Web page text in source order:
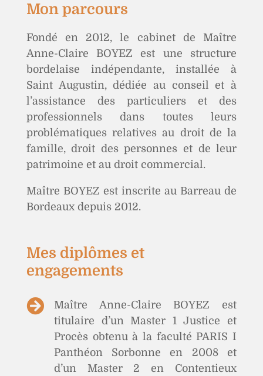
Mon parcours
Fondé en 2012, le cabinet de Maître
Anne-Claire BOYEZ est une structure
bordelaise indépendante, installée à
Saint Augustin, dédiée au conseil et à
l’assistance des particuliers et des
professionnels dans toutes leurs
problématiques relatives au droit de la
famille, droit des personnes et de leur
patrimoine et au droit commercial.
Maître BOYEZ est inscrite au Barreau de
Bordeaux depuis 2012.
Mes diplômes et
engagements

Maître Anne-Claire BOYEZ est
titulaire d’un Master 1 Justice et
Procès obtenu à la faculté PARIS I
Panthéon Sorbonne en 2008 et
d’un Master 2 en Contentieux